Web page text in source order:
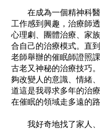
在成為一個精神科醫
工作感到興趣，治療師
心理劇、團體治療、家
合自己的治療模式。直
老師舉辦的催眠師證照
古老又神秘的治療技巧
夠改變人的意識、情緒
道這是我尋求多年的治
在催眠的領域走多遠的路
我好奇地找了家人、